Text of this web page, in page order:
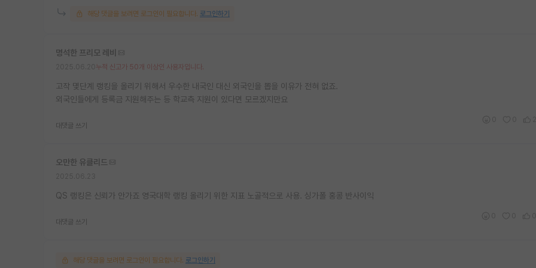
해당 댓글을 보려면 로그인이 필요합니다. 로그인하기
명석한 프리모 레비
누적 신고가 50개 이상인 사용자입니다.
고작 몇단계 랭킹을 올리기 위해서 우수한 내국인 대신 외국인을 뽑을 이유가 전혀 없죠.
외국인들에게 등록금 지원해주는 등 학교측 지원이 있다면 모르겠지만요
대댓글 쓰기
오만한 유클리드
QS 랭킹은 신뢰가 안가죠 영국대학 랭킹 올리기 위한 지표 노골적으로 사용. 싱가폴 홍콩 반사이익
대댓글 쓰기
해당 댓글을 보려면 로그인이 필요합니다. 로그인하기